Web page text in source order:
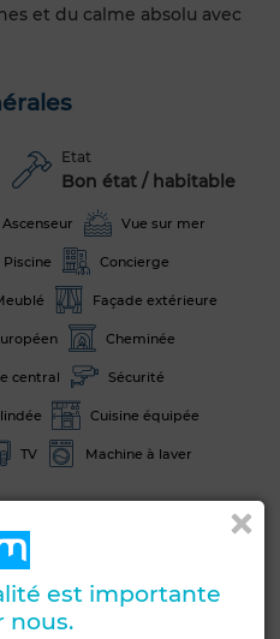
et du calme absolu avec
Etat
Bon état / habitable
Ascenseur Vue sur mer
Piscine Concierge
Façade extérieure
Cheminée
central Sécurité
Cuisine équipée
TV Machine à laver
est importante
nous.